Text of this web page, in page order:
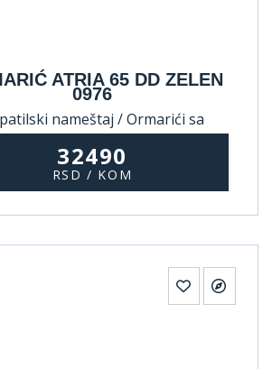
ATRIA 65 DD ZELEN
0976
nameštaj / Ormarići sa
32490
RSD / KOM